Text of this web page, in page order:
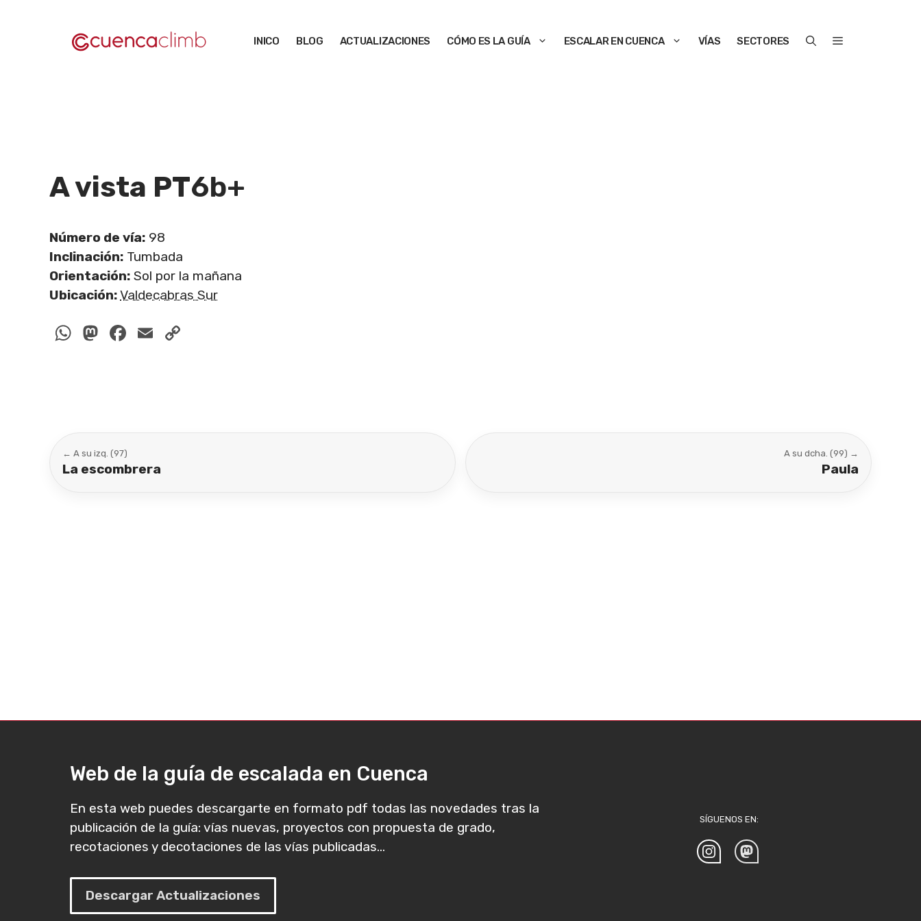
INICO BLOG ACTUALIZACIONES CÓMO ES LA GUÍA ESCALAR EN CUENCA VÍAS SECTORES
A vista PT6b+
Número de vía: 98
Inclinación: Tumbada
Orientación: Sol por la mañana
Ubicación:Valdecabras Sur
WhatsApp
Mastodon
Facebook
Email
← A su izq. (97)
La escombrera
A su dcha. (99) →
Paula
Web de la guía de escalada en Cuenca
En esta web puedes descargarte en formato pdf todas las novedades tras la
publicación de la guía: vías nuevas, proyectos con propuesta de grado,
recotaciones y decotaciones de las vías publicadas...
Descargar Actualizaciones
SÍGUENOS EN: